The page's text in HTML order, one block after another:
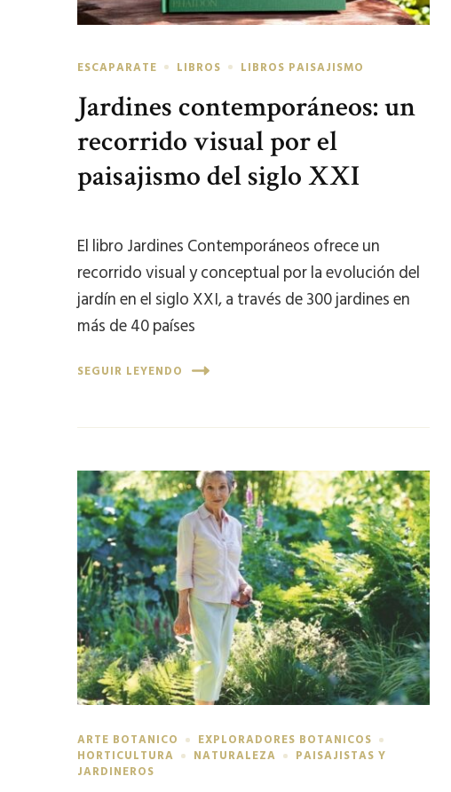
ESCAPARATE LIBROS LIBROS PAISAJISMO
Jardines contemporáneos: un
recorrido visual por el
paisajismo del siglo XXI
El libro Jardines Contemporáneos ofrece un
recorrido visual y conceptual por la evolución del
jardín en el siglo XXI, a través de 300 jardines en
más de 40 países
SEGUIR LEYENDO
ARTE BOTANICO
EXPLORADORES BOTANICOS
HORTICULTURA
NATURALEZA
PAISAJISTAS Y
JARDINEROS